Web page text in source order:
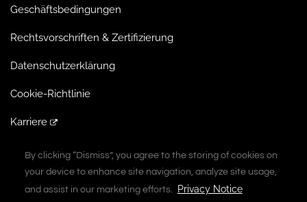
By clicking “Dismiss”, you agree to the storing of cookies on
your device to enhance site navigation, analyze site usage,
and assist in our marketing efforts.
Privacy Notice
By clicking “Dismiss”, you agree to the storing of cookies on
your device to enhance site navigation, analyze site usage,
and assist in our marketing efforts.
Privacy Notice
Geschäftsbedingungen
Rechtsvorschriften & Zertifizierung
Datenschutzerklärung
Cookie-Richtlinie
Karriere
Extranet
A Vontier Company